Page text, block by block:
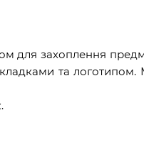
для захоплення
та логотипом.